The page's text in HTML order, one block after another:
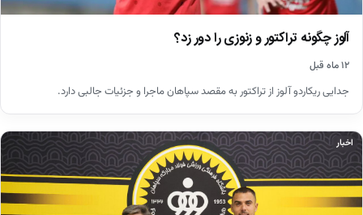
آلوز چگونه تراکتور و زنوزی را دور زد؟
۱۲ ماه قبل
جدایی ریکاردو آلوز از تراکتور به مقصد سپاهان ماجرا و جزئیات جالبی دارد.
اخبار